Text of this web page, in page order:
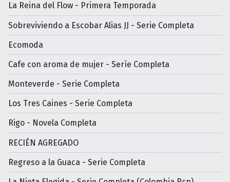
La Reina del Flow - Primera Temporada
Sobreviviendo a Escobar Alias JJ - Serie Completa
Ecomoda
Cafe con aroma de mujer - Serìe Completa
Monteverde - Serie Completa
Los Tres Caines - Serie Completa
Rigo - Novela Completa
RECIÉN AGREGADO
Regreso a la Guaca - Serie Completa